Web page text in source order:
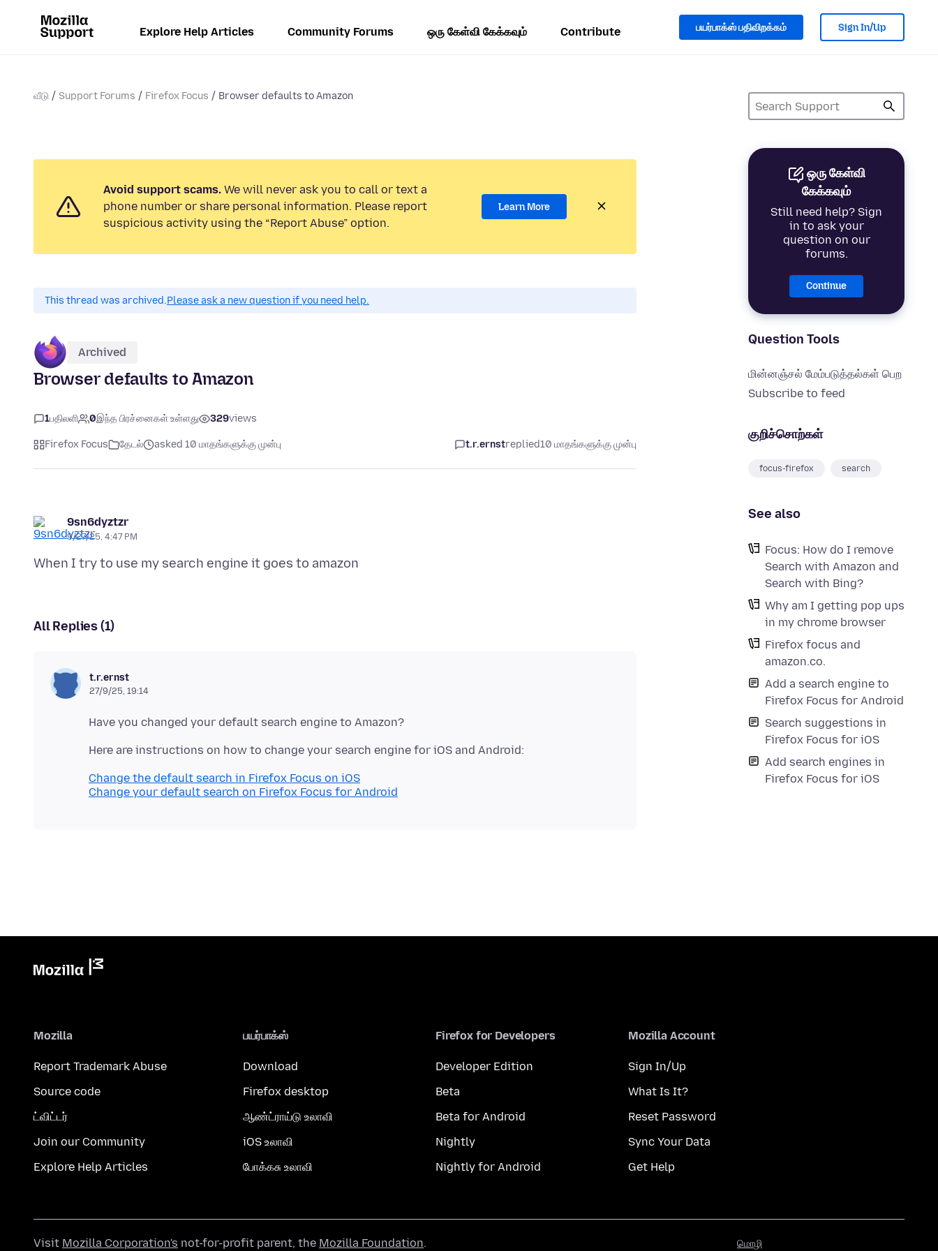
Explore Help Articles Community Forums ஒரு கேள்வி கேக்கவும் Contribute பயர்பாக்ஸ் பதிவிறக்கம் Sign In/Up
வீடு Support Forums Firefox Focus Browser defaults to Amazon
ஒரு கேள்வி
கேக்கவும்
Still need help? Sign
in to ask your
question on our
forums.
Continue
Question Tools
மின்னஞ்சல் மேம்படுத்தல்கள் பெற
Subscribe to feed
குறிச்சொற்கள்
focus-firefox search
See also
Focus: How do I remove
Search with Amazon and
Search with Bing?
Why am I getting pop ups
in my chrome browser
Firefox focus and
amazon.co.
Add a search engine to
Firefox Focus for Android
Search suggestions in
Firefox Focus for iOS
Add search engines in
Firefox Focus for iOS
Avoid support scams. We will never ask you to call or text a
phone number or share personal information. Please report
suspicious activity using the “Report Abuse” option.
Learn More
This thread was archived.Please ask a new question if you need help.
Archived
Browser defaults to Amazon
1பதிலளி 0இந்த பிரச்னைகள் உள்ளது 329views
Firefox Focus தேடல் asked 10 மாதங்களுக்கு முன்பு t.r.ernstreplied10 மாதங்களுக்கு முன்பு
9sn6dyztzr
9/27/25, 4:47 PM
All Replies (1)
t.r.ernst
27/9/25, 19:14
Change the default search in Firefox Focus on iOS
Change your default search on Firefox Focus for Android
Mozilla
Report Trademark Abuse
Source code
ட்விட்டர்
Join our Community
Explore Help Articles
பயர்பாக்ஸ்
Download
Firefox desktop
ஆண்ட்ராய்டு உலாவி
iOS உலாவி
போக்கசு உலாவி
Firefox for Developers
Developer Edition
Beta
Beta for Android
Nightly
Nightly for Android
Mozilla Account
Sign In/Up
What Is It?
Reset Password
Sync Your Data
Get Help
மொழி
Visit Mozilla Corporation's not-for-profit parent, the Mozilla Foundation.